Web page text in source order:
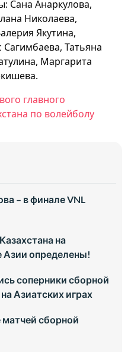
Сана Анаркулова,
Николаева,
Якутина,
Татьяна
Маргарита
главного
по волейболу
– в финале VNL
на
Азии определены!
соперники сборной
Азиатских играх
матчей сборной